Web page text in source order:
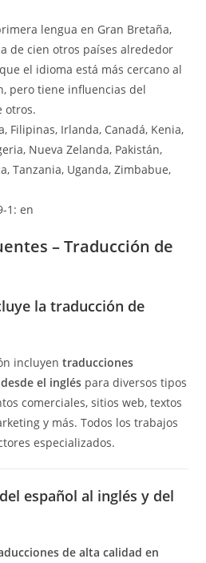
lengua en Gran Bretaña,
de cien otros países alrededor
el idioma está más cercano al
pero tiene influencias del
otros.
Filipinas, Irlanda, Canadá, Kenia,
Nueva Zelanda, Pakistán,
Tanzania, Uganda, Zimbabue,
1: en
– Traducción de
la traducción de
incluyentraducciones
el inglés para diversos tipos
comerciales, sitios web, textos
y más. Todos los trabajos
especializados.
español al inglés y del
de alta calidad en